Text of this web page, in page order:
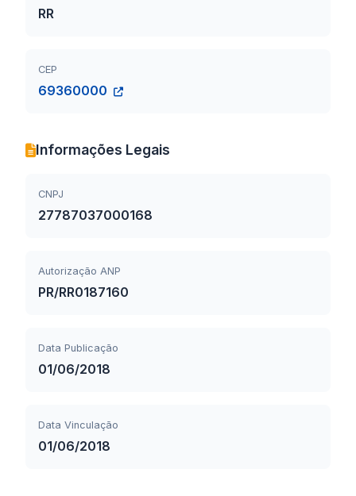
RR
CEP
69360000
Informações Legais
CNPJ
27787037000168
Autorização ANP
PR/RR0187160
Data Publicação
01/06/2018
Data Vinculação
01/06/2018